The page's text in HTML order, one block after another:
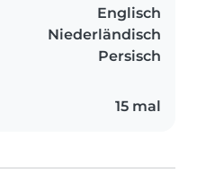
Englisch
Niederländisch
Persisch
15 mal